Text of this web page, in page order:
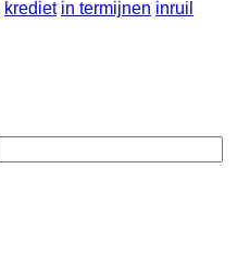
krediet in termijnen inruil